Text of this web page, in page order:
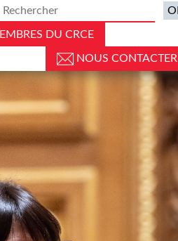
DU CRCE
NOUS CONTACTER